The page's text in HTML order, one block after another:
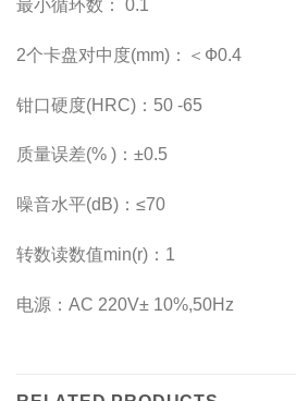
最小循环数： 0.1
2个卡盘对中度(mm)：＜Ф0.4
钳口硬度(HRC)：50 -65
质量误差(% )：±0.5
噪音水平(dB)：≤70
转数读数值min(r)：1
电源：AC 220V± 10%,50Hz